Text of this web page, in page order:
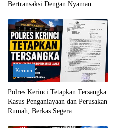
Bertransaksi Dengan Nyaman
Kerinci
Polres Kerinci Tetapkan Tersangka
Kasus Penganiayaan dan Perusakan
Rumah, Berkas Segera